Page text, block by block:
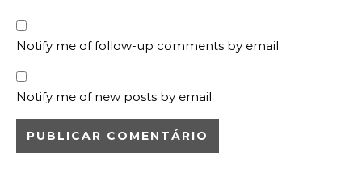
Notify me of follow-up comments by email.
Notify me of new posts by email.